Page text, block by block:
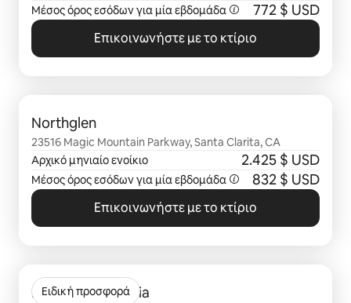
Μέσος όρος εσόδων για μίαεβδομάδα 772 $ USD
Επικοινωνήστε με το κτίριο
Northglen
23516 Magic Mountain Parkway, Santa Clarita, CA
Αρχικό μηνιαίο ενοίκιο
2.425 $ USD
Μέσος όρος εσόδων για μίαεβδομάδα 832 $ USD
Επικοινωνήστε με το κτίριο
Ειδική προσφορά
Portofino Valencia